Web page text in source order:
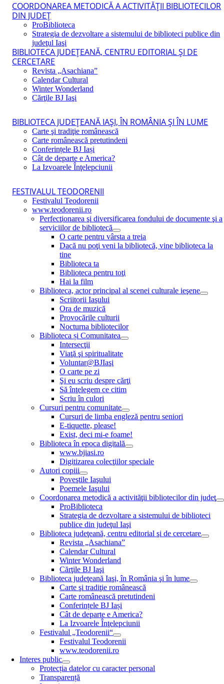
COORDONAREA METODICĂ A ACTIVITĂŢII BIBLIOTECILOR
DIN JUDEŢ
ProBiblioteca
Strategia de dezvoltare a sistemului de biblioteci publice din
judeţul Iaşi
BIBLIOTECA JUDEŢEANĂ, CENTRU EDITORIAL ŞI DE
CERCETARE
Revista „Asachiana”
Calendar Cultural
Winter Wonderland
Cărţile BJ Iaşi
BIBLIOTECA JUDEŢEANĂ IAŞI, ÎN ROMÂNIA ŞI ÎN LUME
Carte şi tradiţie românească
Carte românească pretutindeni
Conferințele BJ Iași
Cât de departe e America?
La Izvoarele Înţelepciunii
FESTIVALUL TEODORENII
Festivalul Teodorenii
www.teodorenii.ro
Perfecţionarea şi diversificarea fondului de documente şi a
serviciilor de bibliotecă
O carte pentru vârsta a treia
Dacă nu poţi veni la bibliotecă, vine biblioteca la
tine
Biblioteca ta
Biblioteca pentru toţi
Hai la film
Biblioteca, actor principal al scenei culturale ieşene
Scriitorii Iaşului
Ora de muzică
Provocările culturii
Nocturna bibliotecilor
Biblioteca și Comunitatea
Intersecţii
Viaţă şi spiritualitate
Voluntar@BJIaşi
O carte pe zi
Şi eu scriu despre cărţi
Să înţelegem ce citim
Scriu în culori
Cursuri pentru comunitate
Cursuri de limba engleză pentru seniori
E-tiquette, please!
Exist, deci mi-e foame!
Biblioteca în epoca digitală
www.bjiasi.ro
Digitizarea colecţiilor speciale
Autori copiii
Poveştile Iaşului
Poemele Iaşului
Coordonarea metodică a activităţii bibliotecilor din judeţ
ProBiblioteca
Strategia de dezvoltare a sistemului de biblioteci
publice din judeţul Iaşi
Biblioteca judeţeană, centru editorial şi de cercetare
Revista „Asachiana”
Calendar Cultural
Winter Wonderland
Cărţile BJ Iaşi
Biblioteca judeţeană Iaşi, în România şi în lume
Carte şi tradiţie românească
Carte românească pretutindeni
Conferințele BJ Iași
Cât de departe e America?
La Izvoarele Înţelepciunii
Festivalul „Teodorenii“
Festivalul Teodorenii
www.teodorenii.ro
Interes public
Protecția datelor cu caracter personal
Transparență